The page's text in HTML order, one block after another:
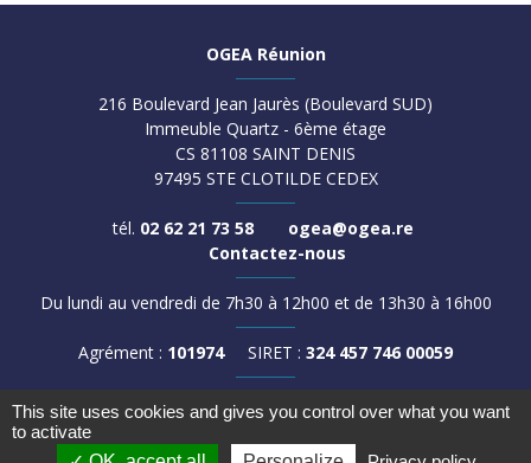
OGEA Réunion
216 Boulevard Jean Jaurès (Boulevard SUD)
Immeuble Quartz - 6ème étage
CS 81108 SAINT DENIS
97495 STE CLOTILDE CEDEX
tél. 02 62 21 73 58
ogea@ogea.re
Contactez-nous
Du lundi au vendredi de 7h30 à 12h00 et de 13h30 à 16h00
Agrément : 101974SIRET : 324 457 746 00059
© OGEA - Mentions légales
Politique de confidentialité
Politique des cookies
Politique Facebook
This site uses cookies and gives you control over what you want
to activate